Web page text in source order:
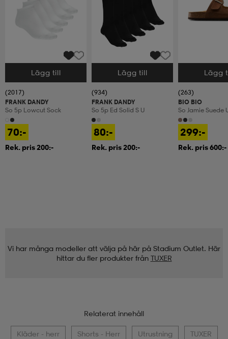
Välj storlek
Lägg till
(2017)
FRANK DANDY
So 5p Lowcut Sock
70:-
Rek. pris 200:-
Välj storlek
Lägg till
(934)
FRANK DANDY
So 5p Ed Solid S U
80:-
Rek. pris 200:-
Välj storlek
Lägg
(263)
BIO BIO
So Jamie Suede
299:-
Rek. pris 600:-
Vi har många modeller att välja på här på Stadium Outlet. Här
hittar du fler produkter från TUXER
Relaterat innehåll
Kläder - herr Shorts - Herr Utrustning TUXER